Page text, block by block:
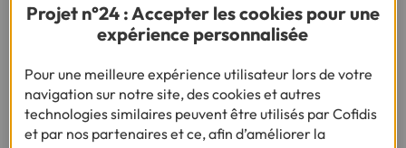
Et après ?
finançons votre dossier dans les meilleurs
délais conformément à la réglementation
Projet n°24 : Accepter les cookies pour une
expérience personnalisée
Pour une meilleure expérience utilisateur lors de votre
navigation sur notre site, des cookies et autres
technologies similaires peuvent être utilisés par Cofidis
et par nos partenaires et ce, afin d’améliorer la